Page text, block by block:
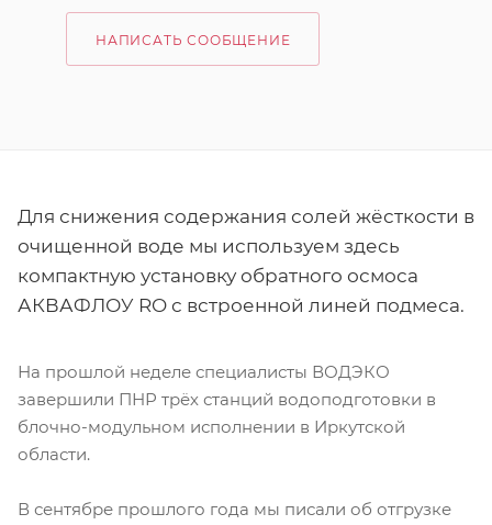
НАПИСАТЬ СООБЩЕНИЕ
Для снижения содержания солей жёсткости в
очищенной воде мы используем здесь
компактную установку обратного осмоса
АКВАФЛОУ RO с встроенной линей подмеса.
На прошлой неделе специалисты ВОДЭКО
завершили ПНР трёх станций водоподготовки в
блочно-модульном исполнении в Иркутской
области.
В сентябре прошлого года мы писали об отгрузке